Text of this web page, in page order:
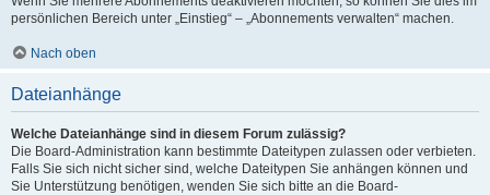
persönlichen Bereich unter „Einstieg“ – „Abonnements verwalten“ machen.
Nach oben
Dateianhänge
Welche Dateianhänge sind in diesem Forum zulässig?
Die Board-Administration kann bestimmte Dateitypen zulassen oder verbieten.
Falls Sie sich nicht sicher sind, welche Dateitypen Sie anhängen können und
Sie Unterstützung benötigen, wenden Sie sich bitte an die Board-